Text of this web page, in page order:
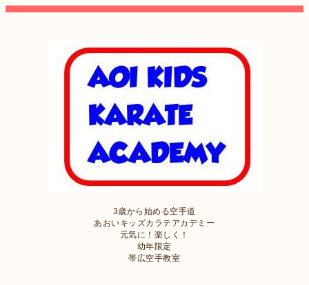
3歳から始める空手道
あおいキッズカラテアカデミー
元気に！楽しく！
幼年限定
帯広空手教室